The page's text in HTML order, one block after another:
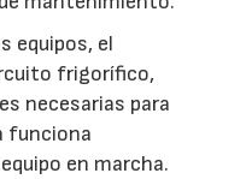
equipos, el
frigorífico,
necesarias para
funciona
en marcha.